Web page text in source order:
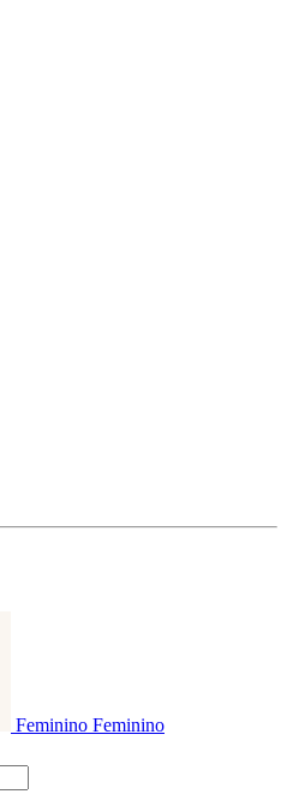
Feminino Feminino